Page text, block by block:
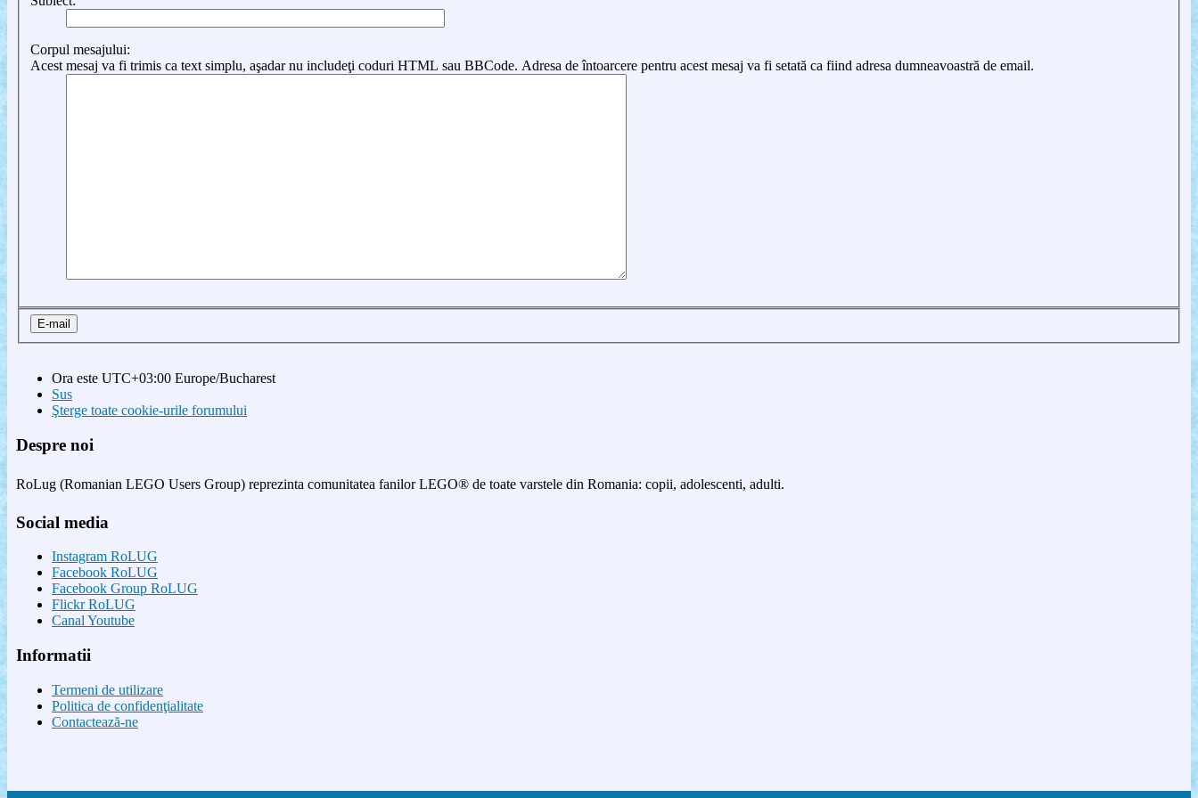
Corpul mesajului:
Acest mesaj va fi trimis ca text simplu, aşadar nu includeţi coduri HTML sau BBCode. Adresa de întoarcere pentru acest mesaj va fi setată ca fiind adresa dumneavoastră de email.
Ora este UTC+03:00 Europe/Bucharest
Sus
Şterge toate cookie-urile forumului
Despre noi
RoLug (Romanian LEGO Users Group) reprezinta comunitatea fanilor LEGO® de toate varstele din Romania: copii, adolescenti, adulti.
Social media
Instagram RoLUG
Facebook RoLUG
Facebook Group RoLUG
Flickr RoLUG
Canal Youtube
Informatii
Termeni de utilizare
Politica de confidenţialitate
Contactează-ne